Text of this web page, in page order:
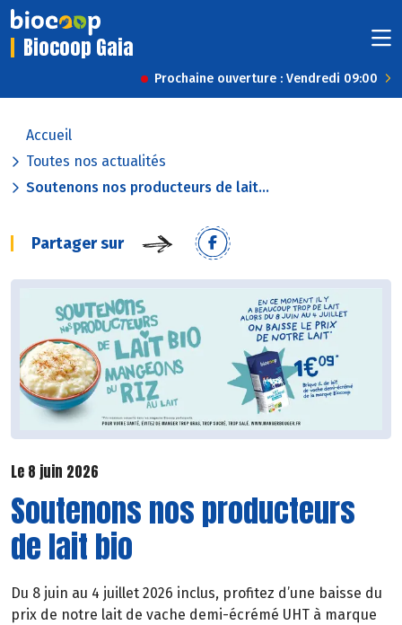
Biocoop Gaia
Prochaine ouverture : Vendredi 09:00
Accueil
Toutes nos actualités
Soutenons nos producteurs de lait...
Partager sur
Le 8 juin 2026
Soutenons nos producteurs
de lait bio
Du 8 juin au 4 juillet 2026 inclus, profitez d’une baisse du
prix de notre lait de vache demi-écrémé UHT à marque